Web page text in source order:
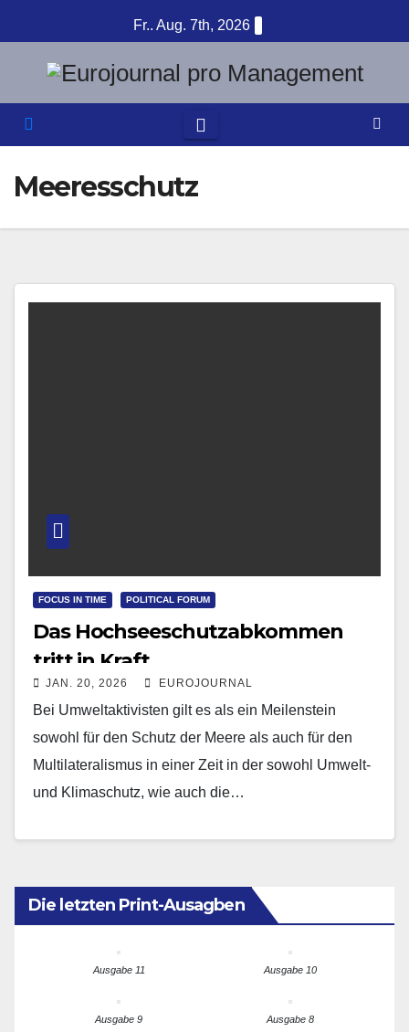
Inhalt
springen
Fr.. Aug. 7th, 2026
Meeresschutz
FOCUS IN TIME POLITICAL FORUM
Das Hochseeschutzabkommen
tritt in Kraft
JAN. 20, 2026 EUROJOURNAL
Bei Umweltaktivisten gilt es als ein Meilenstein
sowohl für den Schutz der Meere als auch für den
Multilateralismus in einer Zeit in der sowohl Umwelt-
und Klimaschutz, wie auch die…
Die letzten Print-Ausagben
Ausgabe 11 Ausgabe 10
Ausgabe 9 Ausgabe 8